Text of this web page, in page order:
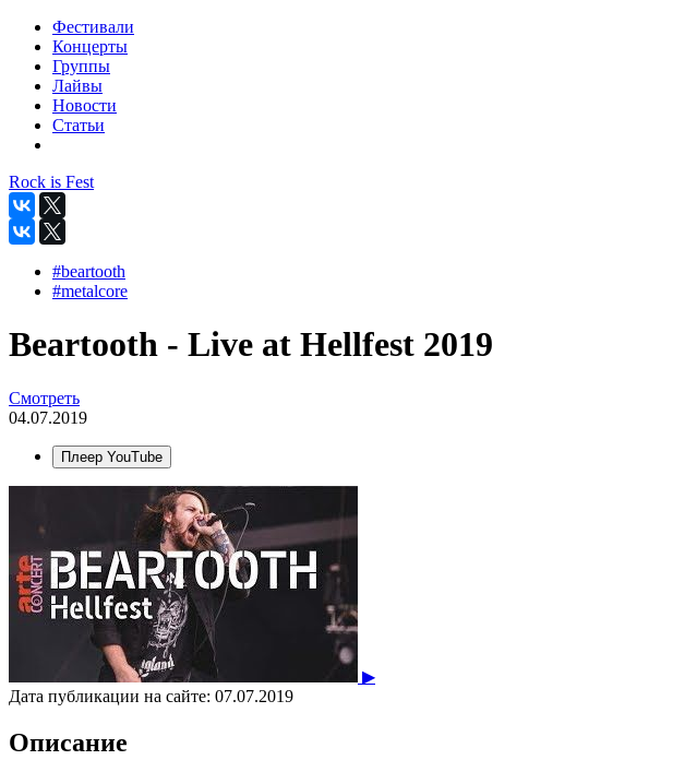
Фестивали
Концерты
Группы
Лайвы
Новости
Статьи
Rock is Fest
#beartooth
#metalcore
Beartooth - Live at Hellfest 2019
Смотреть
04.07.2019
Плеер YouTube
▶
Дата публикации на сайте: 07.07.2019
Описание